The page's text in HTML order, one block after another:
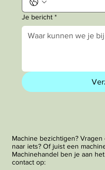
Je bericht *
Machine bezichtigen?
naar iets? Of juist een
Machinehandel ben je aan
contact op: